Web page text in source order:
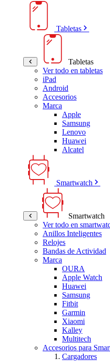
Tabletas
Tabletas
Ver todo en tabletas
iPad
Android
Accesorios
Marca
Apple
Samsung
Lenovo
Huawei
Alcatel
Smartwatch
Smartwatch
Ver todo en
Anillos Inteligentes
Relojes
Bandas de Actividad
Marca
OURA
Apple Watch
Huawei
Samsung
Fitbit
Garmin
Xiaomi
Kalley
Multitech
Accesorios para
Cargadores